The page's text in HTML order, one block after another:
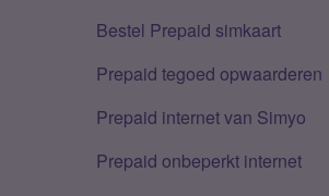
Bestel Prepaid simkaart
Prepaid tegoed opwaarderen
Prepaid internet van Simyo
Prepaid onbeperkt internet